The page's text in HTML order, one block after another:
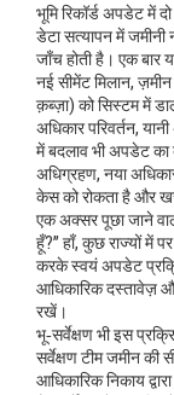
भूमि रिकॉर्ड अपडेट में
डेटा सत्यापन में जमीनी
जाँच होती है। एक बार
नई सीमेंट मिलान,
क़ब्ज़ा) को सिस्टम में
अधिकार परिवर्तन, यानी
में बदलावभी अपडेट का
अधिग्रहण, नया
केस को रोकता है और
एक अक्सर पूछा जाने
हूँ?” हाँ, कुछ राज्यों में
करके स्वयं अपडेट
आधिकारिक दस्तावेज़
रखें।
भू‑सर्वेक्षण भी इस
सर्वेक्षण टीम जमीन की
आधिकारिक निकाय